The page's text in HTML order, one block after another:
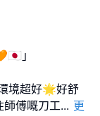
｣
境超好🌟好舒
師傅嘅刀工... 更